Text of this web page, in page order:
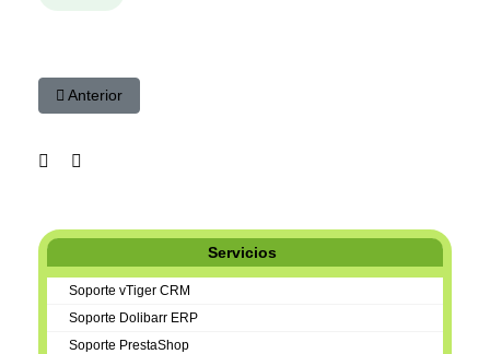
Artículo anterior: Moodle para PyMEs: cómo mejorar la
Anterior
Servicios
Soporte vTiger CRM
Soporte Dolibarr ERP
Soporte PrestaShop